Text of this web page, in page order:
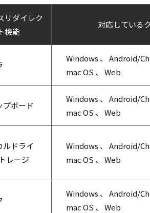
リダイレク
ト機能
対応している
Windows 、 Android/
mac OS 、 Web
プボード
Windows 、 Android/
mac OS 、 Web
ルドライ
レージ
Windows 、 Android/
mac OS 、 Web
Windows 、 Android/
mac OS 、 Web